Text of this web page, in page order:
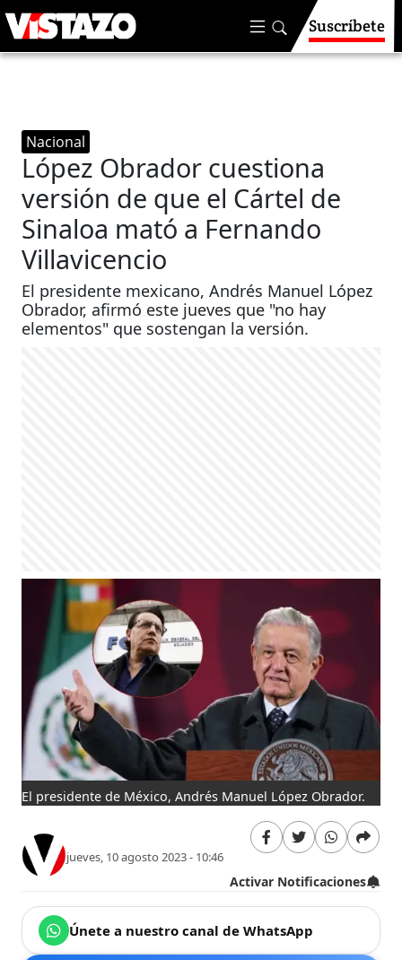
Suscríbete
Nacional
López Obrador cuestiona
versión de que el Cártel de
Sinaloa mató a Fernando
Villavicencio
El presidente mexicano, Andrés Manuel López
Obrador, afirmó este jueves que "no hay
elementos" que sostengan la versión.
El presidente de México, Andrés Manuel López Obrador.
jueves, 10 agosto 2023 - 10:46
Activar Notificaciones
Únete a nuestro canal de WhatsApp